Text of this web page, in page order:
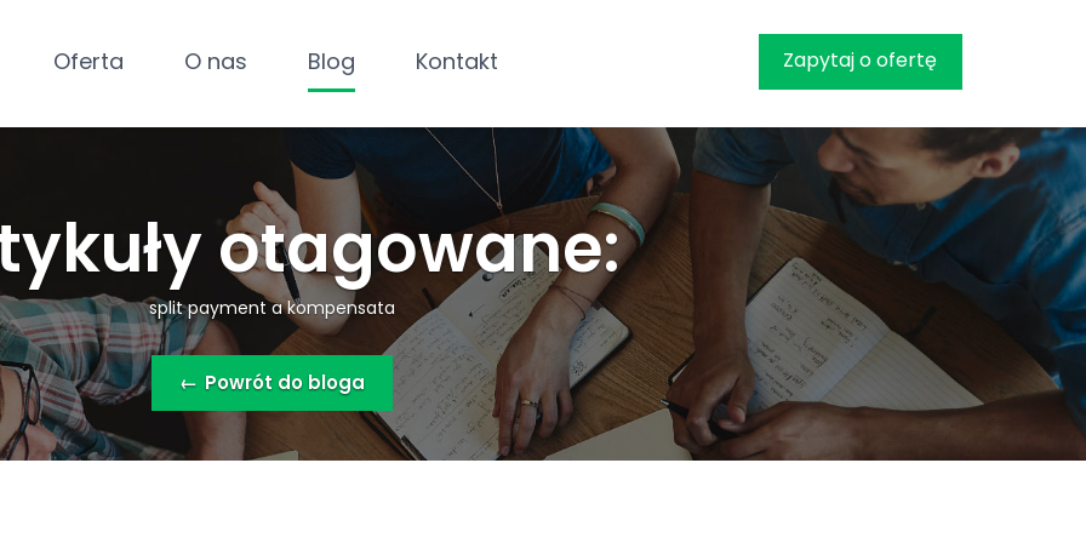
Zapytaj o ofertę
Oferta O nas Blog Kontakt
otagowane:
split payment a kompensata
← Powrót do bloga